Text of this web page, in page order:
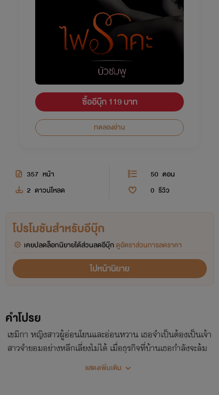
ซื้ออีบุ๊ก 119 บาท
ทดลองอ่าน
357 หน้า 50 ตอน
2 ดาวน์โหลด 0 รีวิว
โปรโมชันสำหรับอีบุ๊ก
เคยปลดล็อกนิยายได้ส่วนลดอีบุ๊ก ดูอัตราส่วนการลดราคา
ไปหน้านิยาย
คำโปรย
เขมิกา หญิงสาวผู้อ่อนโยนและอ่อนหวาน เธอจำเป็นต้องเป็นเจ้า
สาวจำยอมอย่างหลีกเลี่ยงไม่ได้ เมื่อธุรกิจที่บ้านเธอกำลังจะล้ม
ละลายเธอจำเป็นต้องกอบกู้ธุรกิจของพ่อแม่เธอเอาไว้ แม้จะต้อง
แสดงเพิ่มเติม